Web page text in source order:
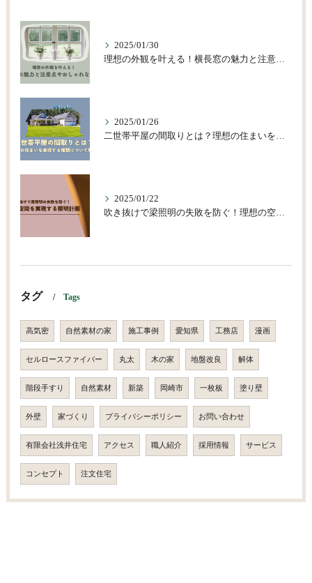
2025/01/30
理想の外観を叶える！横長窓の魅力と注意点やおしゃれな活用術
2025/01/26
二世帯平屋の間取りとは？理想の住まいを実現する種類について解説
2025/01/22
吹き抜けで梁照明の失敗を防ぐ！理想の空間を実現する照明計画
タグ Tags
高気密 自然素材の家 施工事例 愛知県 工務店 漫画
セルロースファイバー 丸太 木の家 地盤改良 解体
階段手すり 自然素材 新築 岡崎市 一枚板 塗り壁
外壁 家づくり プライバシーポリシー お問い合わせ
有限会社浅井住宅 アクセス 職人紹介 採用情報 サービス
コンセプト 注文住宅